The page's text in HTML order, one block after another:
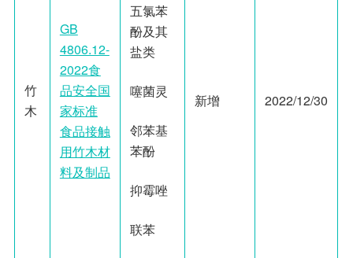
竹
木
GB
4806.12-
2022食
品安全国
家标准
食品接触
用竹木材
料及制品
五氯苯
酚及其
盐类
噻菌灵
邻苯基
苯酚
抑霉唑
联苯
新增 2022/12/30